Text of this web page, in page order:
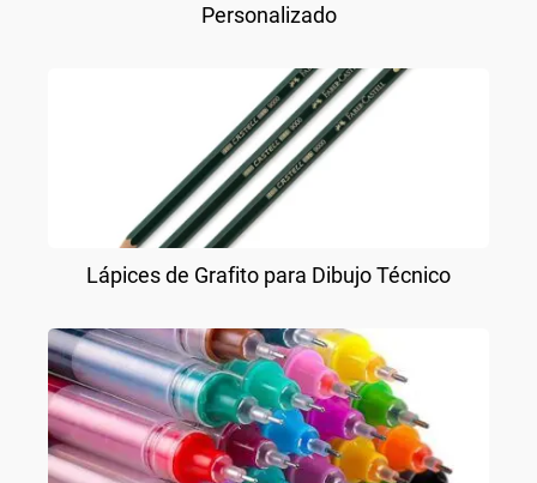
Personalizado
Lápices de Grafito para Dibujo Técnico